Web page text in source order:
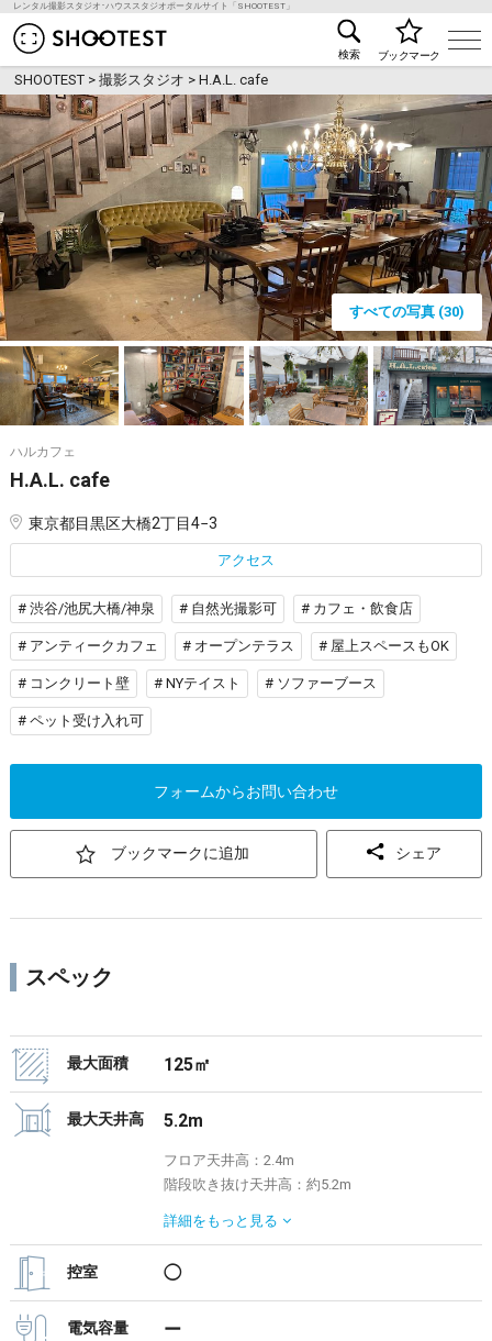
レンタル撮影スタジオ･ハウススタジオポータルサイト「SHOOTEST」
レンタル撮影スタジオ･ハウススタジオ検索の
検索 ブックマーク
SHOOTEST >撮影スタジオ >H.A.L. cafe
すべての写真 (30)
ハルカフェ
H.A.L. cafe
東京都目黒区大橋2丁目4−3
アクセス
# 渋谷/池尻大橋/神泉 # 自然光撮影可 # カフェ・飲食店
# アンティークカフェ # オープンテラス # 屋上スペースもOK
# コンクリート壁 # NYテイスト # ソファーブース
# ペット受け入れ可
フォームからお問い合わせ
ブックマークに追加 シェア
スペック
最大面積 125㎡
最大天井高 5.2m
フロア天井高：2.4m
階段吹き抜け天井高：約5.2m
ご確認ください。
詳細を もっと見る
控室 ◯
電気容量 ー